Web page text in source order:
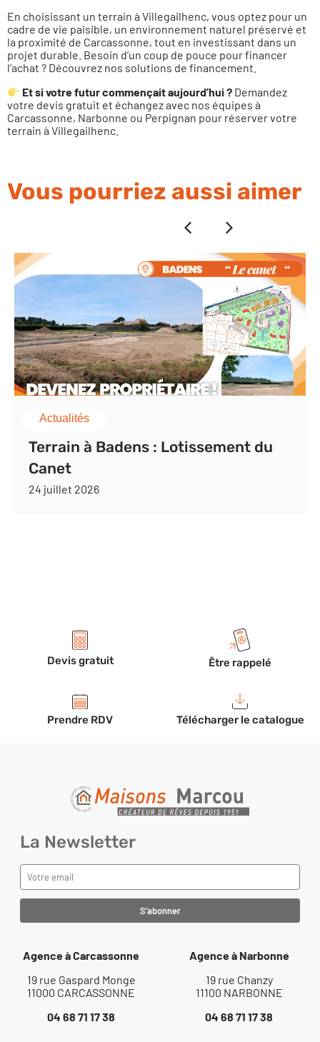
En choisissant un terrain à Villegailhenc, vous optez pour un
cadre de vie paisible, un environnement naturel préservé et
la proximité de Carcassonne, tout en investissant dans un
projet durable. Besoin d’un coup de pouce pour financer
l’achat ? Découvrez nos solutions de financement
Et si votre futur commençait aujourd’hui ? Demandez
votre devis gratuit et échangez avec nos équipes à
Carcassonne, Narbonne ou Perpignan pour réserver votre
terrain à Villegailhenc.
Vous pourriez aussi aimer
Actualités
Terrain à Badens : Lotissement du
Canet
24 juillet 2026
Devis gratuit Être rappelé
Prendre RDV Télécharger le catalogue
La Newsletter
Agence à Carcassonne
19 rue Gaspard Monge
11000 CARCASSONNE
04 68 71 17 38
Agence à Narbonne
19 rue Chanzy
11100 NARBONNE
04 68 71 17 38